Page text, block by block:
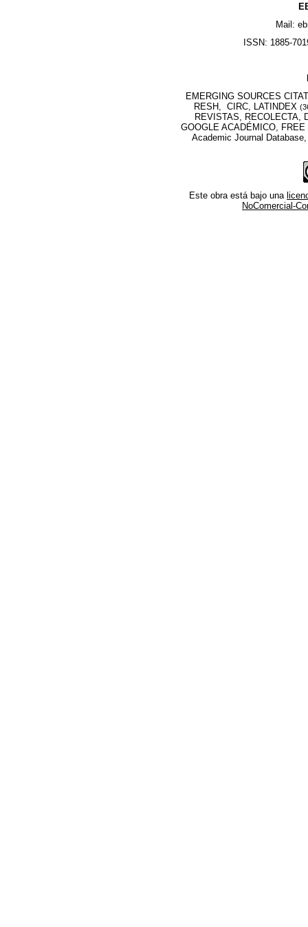
Mail:
ISSN: 1885-
EMERGING SOURCES
RESH, CIRC, LATINDEX
REVISTAS, RECOLECTA,
GOOGLE ACADÉMICO,
Academic Journal
Este obra está bajo una
NoComercial-